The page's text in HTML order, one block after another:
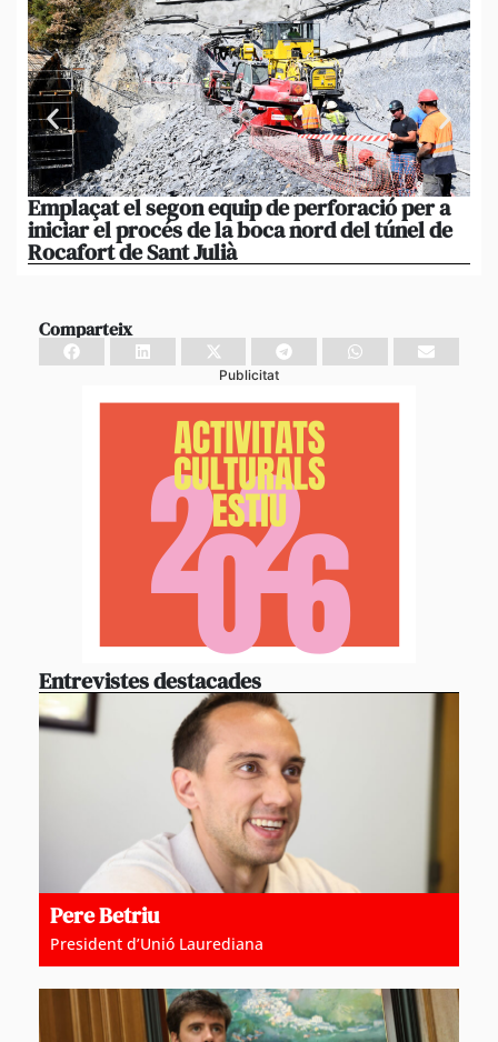
Emplaçat el segon equip de perforació per a
iniciar el procés de la boca nord del túnel de
Rocafort de Sant Julià
Comparteix
Publicitat
Entrevistes destacades
Pere Betriu
President d’Unió Laurediana